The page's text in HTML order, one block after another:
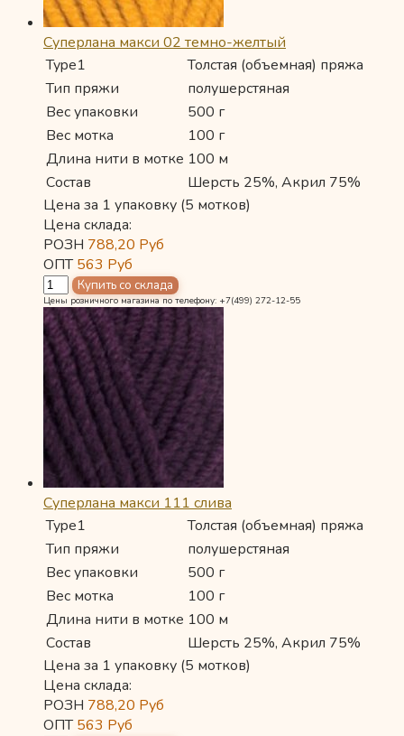
Суперлана макси 02 темно-желтый
Type1
Толстая (объемная) пряжа
Тип пряжи
полушерстяная
Вес упаковки
500 г
Вес мотка
100 г
Длина нити в мотке 100 м
Состав
Шерсть 25%, Акрил 75%
Цена за 1 упаковку (5 мотков)
Цена склада:
РОЗН 788,20 Руб
ОПТ563 Руб
Цены розничного магазина по телефону: +7(499) 272-12-55
Суперлана макси 111 слива
Type1
Толстая (объемная) пряжа
Тип пряжи
полушерстяная
Вес упаковки
500 г
Вес мотка
100 г
Длина нити в мотке 100 м
Состав
Шерсть 25%, Акрил 75%
Цена за 1 упаковку (5 мотков)
Цена склада:
РОЗН 788,20 Руб
ОПТ563 Руб